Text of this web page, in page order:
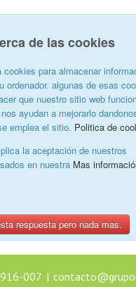
de las cookies
para almacenar
ordenador. algunas de esas
que nuestro sitio web
ayudan a mejorarlo
emplea el sitio. Politica de
la aceptación de nuestros
en nuestra Mas
respuesta pero nada mas.
007 |